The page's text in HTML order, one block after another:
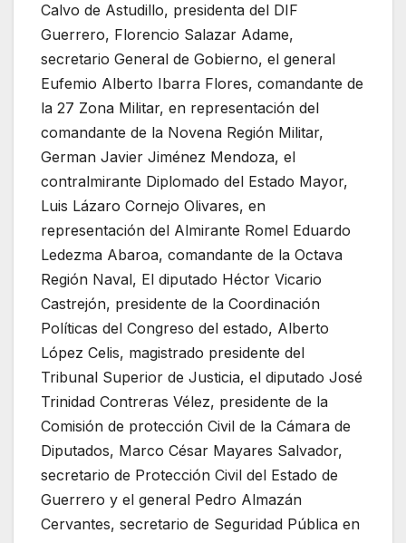
Calvo de Astudillo, presidenta del DIF
Guerrero, Florencio Salazar Adame,
secretario General de Gobierno, el general
Eufemio Alberto Ibarra Flores, comandante de
la 27 Zona Militar, en representación del
comandante de la Novena Región Militar,
German Javier Jiménez Mendoza, el
contralmirante Diplomado del Estado Mayor,
Luis Lázaro Cornejo Olivares, en
representación del Almirante Romel Eduardo
Ledezma Abaroa, comandante de la Octava
Región Naval, El diputado Héctor Vicario
Castrejón, presidente de la Coordinación
Políticas del Congreso del estado, Alberto
López Celis, magistrado presidente del
Tribunal Superior de Justicia, el diputado José
Trinidad Contreras Vélez, presidente de la
Comisión de protección Civil de la Cámara de
Diputados, Marco César Mayares Salvador,
secretario de Protección Civil del Estado de
Guerrero y el general Pedro Almazán
Cervantes, secretario de Seguridad Pública en